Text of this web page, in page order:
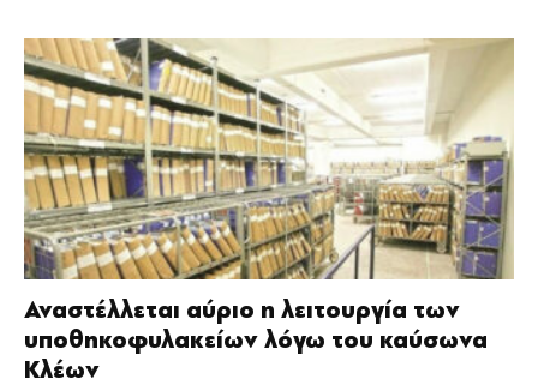
Αναστέλλεται αύριο η λειτουργία των
υποθηκοφυλακείων λόγω του καύσωνα
Κλέων